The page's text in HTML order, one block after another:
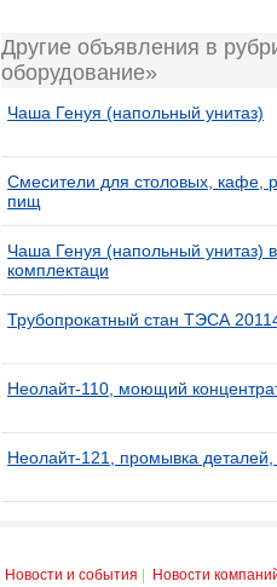
Другие объявления в
оборудование»
Чаша Генуя (напольный унитаз)
Смесители для столовых, кафе,
пищ
Чаша Генуя (напольный унитаз)
комплектаци
Трубопрокатный стан ТЭСА
Неолайт-110, моющий
Неолайт-121, промывка деталей,
Новости и события Новости